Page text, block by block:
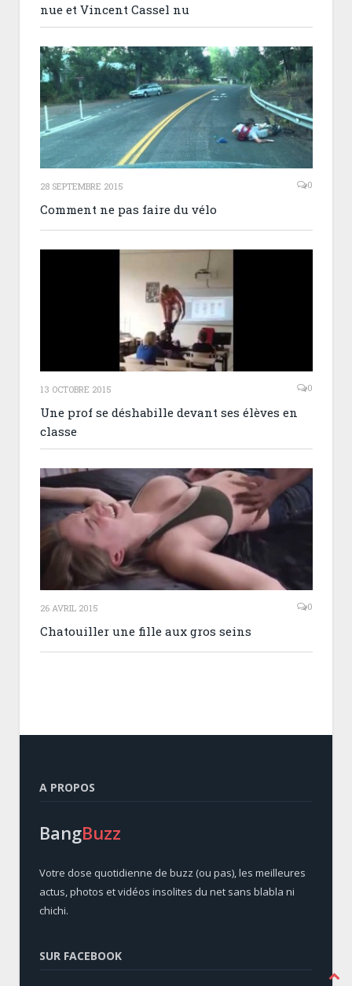
nue et Vincent Cassel nu
28 SEPTEMBRE 2015 0
Comment ne pas faire du vélo
13 OCTOBRE 2015 0
Une prof se déshabille devant ses élèves en
classe
26 AVRIL 2015 0
Chatouiller une fille aux gros seins
A PROPOS
BangBuzz
Votre dose quotidienne de buzz (ou pas), les meilleures
actus, photos et vidéos insolites du net sans blabla ni
chichi.
SUR FACEBOOK